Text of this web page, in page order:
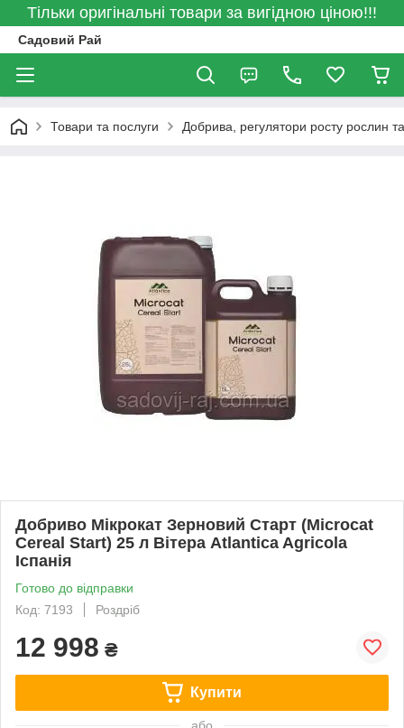
Тільки оригінальні товари за вигідною ціною!!!
Садовий Рай
Товари та послуги Добрива, регулятори росту рослин
Добриво Мікрокат Зерновий Старт (Microcat
Cereal Start) 25 л Вітера Atlantica Agricola
Іспанія
Готово до відправки
Код: 7193
Роздріб
12 998 ₴
Купити
або